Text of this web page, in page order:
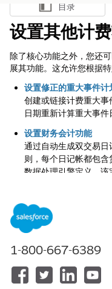
显示目录
目录
设置其他计
除了核心功能之外，您还
展其功能。这允许您根据
设置修正的重大事件计
创建或链接计费重大
日期重新计算重大事件
设置财务会计功能
通过自动生成双交易
则，每个日记帐都包
数据处理引擎定义，
打开发票 PDF 文档生
启用为发票和发票预览
打开发票的电子邮件递送
打开顺序编号功能
1-800-667-6389